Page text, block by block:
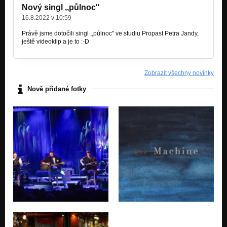
Nový singl ,,půlnoc''
16.8.2022 v 10:59
Právě jsme dotočili singl ,,půlnoc'' ve studiu Propast Petra Jandy,
ještě videoklip a je to :-D
Zobrazit všechny novinky
Nově přidané fotky